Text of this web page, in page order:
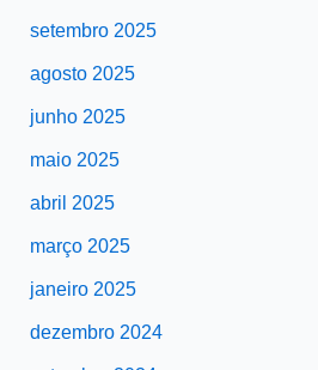
setembro 2025
agosto 2025
junho 2025
maio 2025
abril 2025
março 2025
janeiro 2025
dezembro 2024